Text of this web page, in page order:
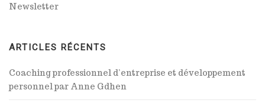
Newsletter
ARTICLES RÉCENTS
Coaching professionnel d’entreprise et développement
personnel par Anne Gdhen